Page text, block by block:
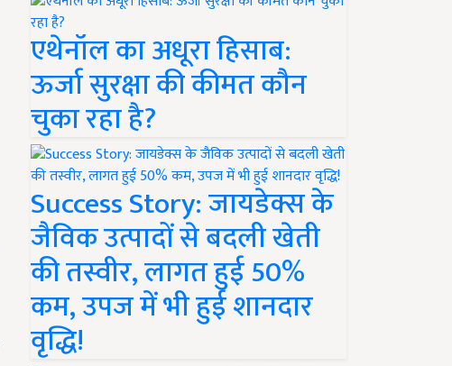
एथेनॉल का अधूरा हिसाब:
ऊर्जा सुरक्षा की कीमत कौन
चुका रहा है?
Success Story: जायडेक्स के
जैविक उत्पादों से बदली खेती
की तस्वीर, लागत हुई 50%
कम, उपज में भी हुई शानदार
वृद्धि!